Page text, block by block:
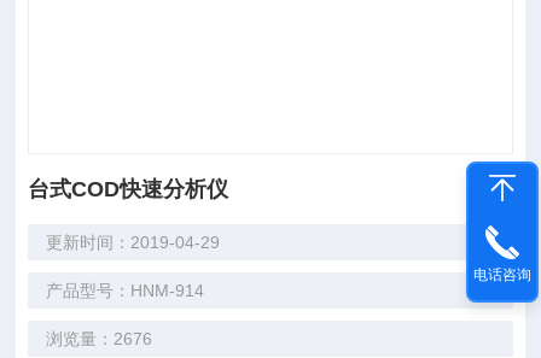
台式COD快速分析仪
更新时间：2019-04-29
产品型号：HNM-914
浏览量：2676
电话咨询